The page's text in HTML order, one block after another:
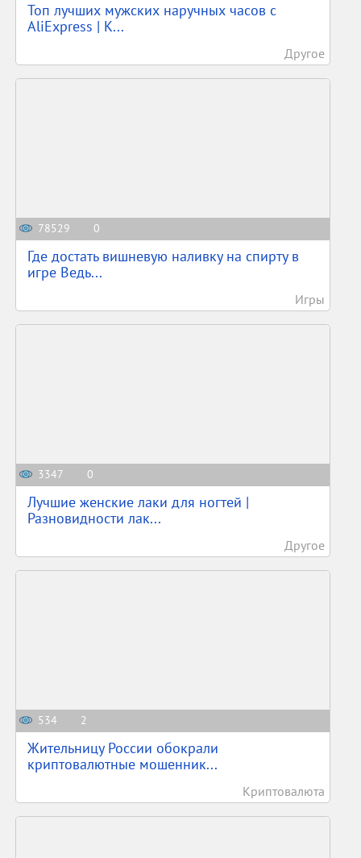
Топ лучших мужских наручных часов с
AliExpress | К...
Другое
78529 0
Где достать вишневую наливку на спирту в
игре Ведь...
Игры
3347 0
Лучшие женские лаки для ногтей |
Разновидности лак...
Другое
534 2
Жительницу России обокрали
криптовалютные мошенник...
Криптовалюта